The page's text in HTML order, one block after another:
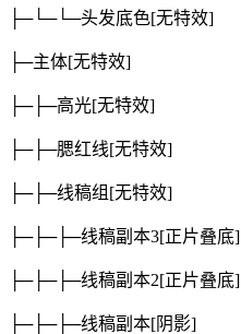
├─└─└─头发底色[无特效]
├─主体[无特效]
├─├─高光[无特效]
├─├─腮红线[无特效]
├─├─线稿组 [无特效]
├─├─├─线稿副本3[正片叠底]
├─├─├─线稿副本2[正片叠底]
├─├─├─线稿副本[阴影]